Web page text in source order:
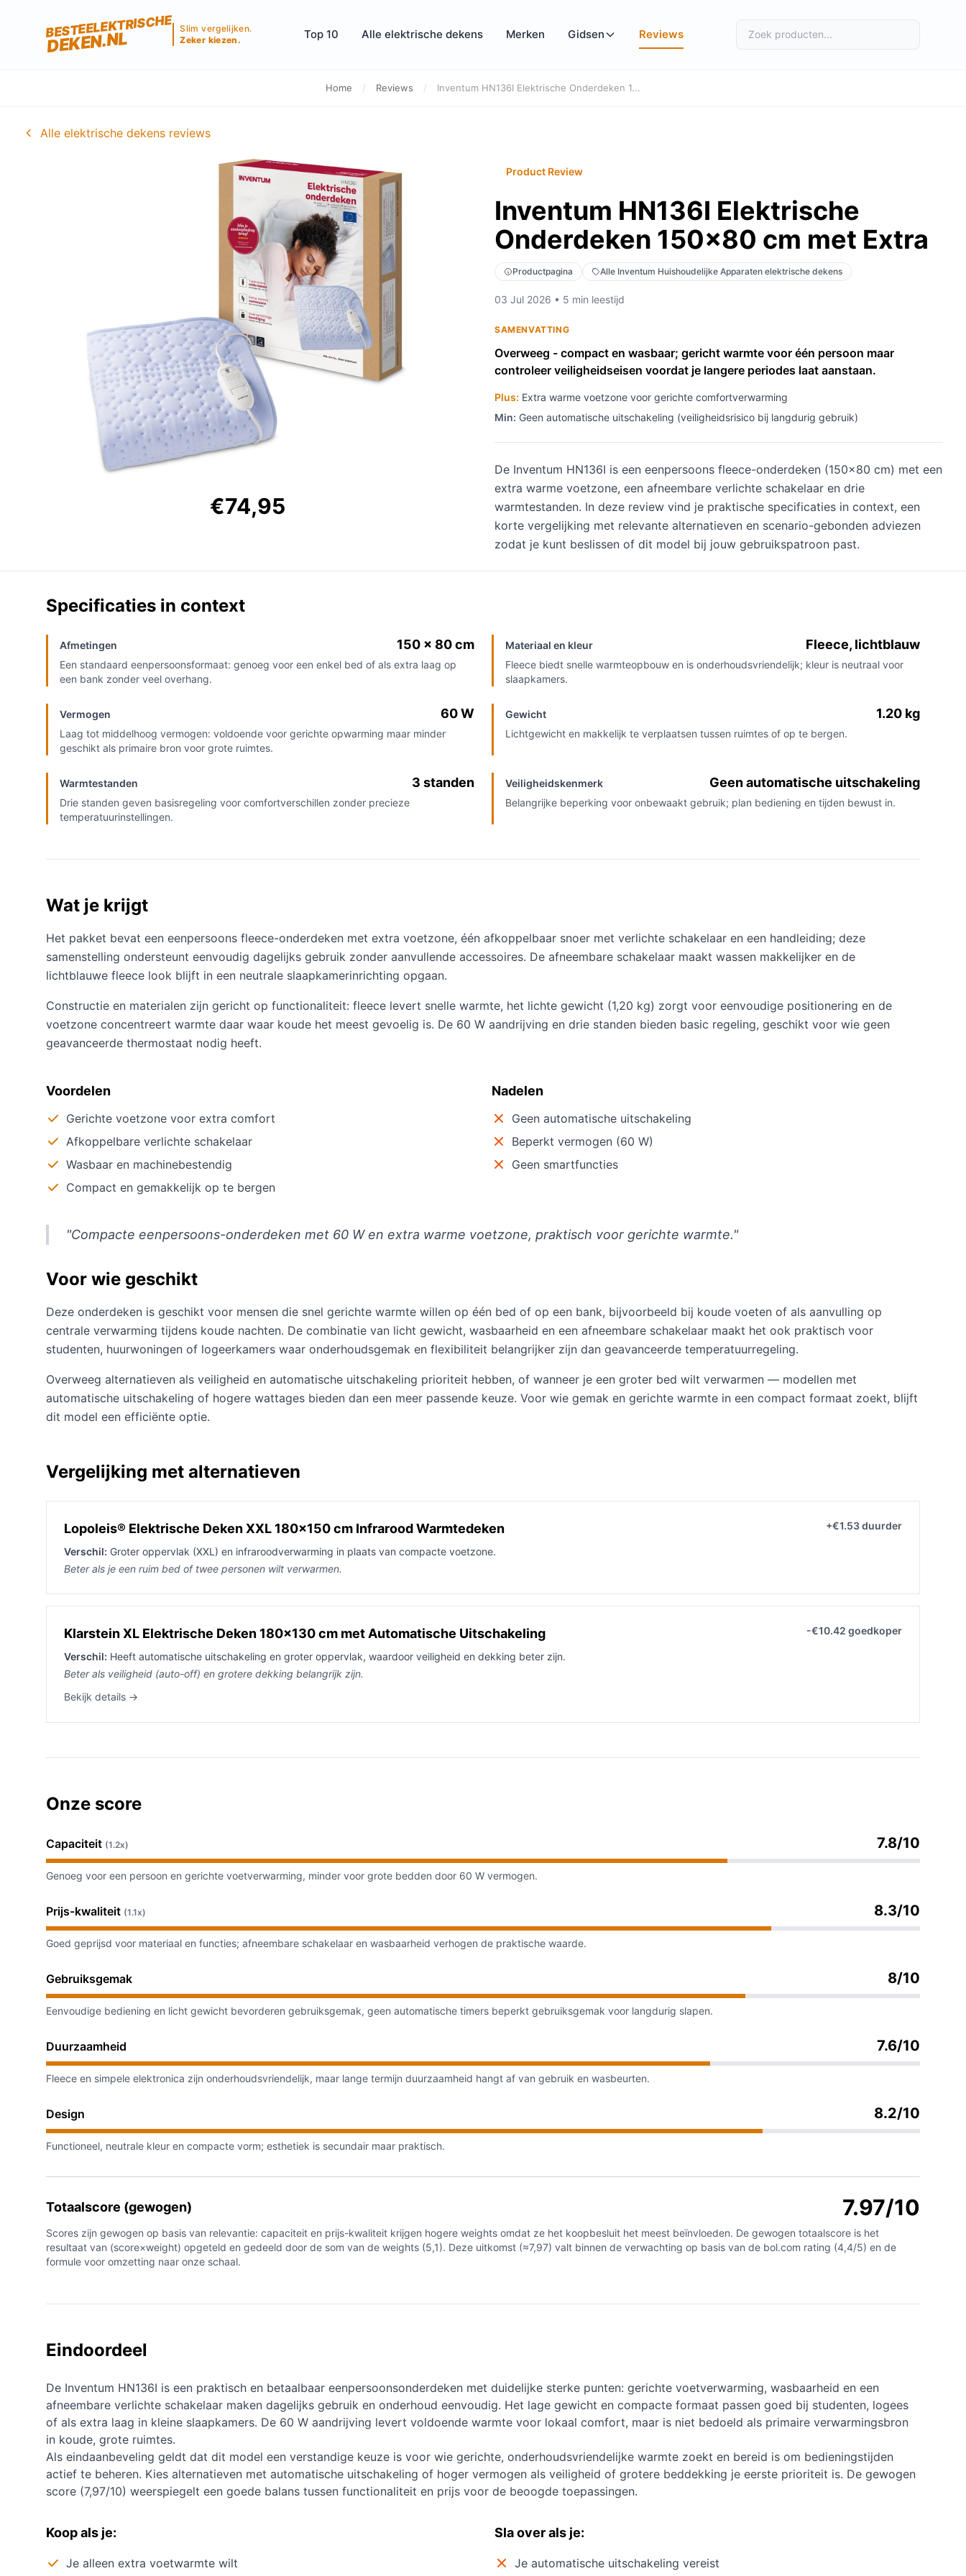
BESTEELEKTRISCHE
DEKEN.NL
Slim vergelijken.
Zeker kiezen.
Top 10 Alle elektrische dekens Merken Gidsen Reviews
Home / Reviews / Inventum HN136I Elektrische Onderdeken 1...
Alle elektrische dekens reviews
€74,95
Product Review
Inventum HN136I Elektrische
Onderdeken 150x80 cm met Extra
Productpagina Alle Inventum Huishoudelijke Apparaten elektrische dekens
03 Jul 2026 • 5 min leestijd
SAMENVATTING
Overweeg - compact en wasbaar; gericht warmte voor één persoon maar
controleer veiligheidseisen voordat je langere periodes laat aanstaan.
Plus: Extra warme voetzone voor gerichte comfortverwarming
Min: Geen automatische uitschakeling (veiligheidsrisico bij langdurig gebruik)
De Inventum HN136I is een eenpersoons fleece-onderdeken (150×80 cm) met een
extra warme voetzone, een afneembare verlichte schakelaar en drie
warmtestanden. In deze review vind je praktische specificaties in context, een
korte vergelijking met relevante alternatieven en scenario-gebonden adviezen
zodat je kunt beslissen of dit model bij jouw gebruikspatroon past.
Specificaties in context
Afmetingen 150 x 80 cm
Een standaard eenpersoonsformaat: genoeg voor een enkel bed of als extra laag op
een bank zonder veel overhang.
Materiaal en kleur Fleece, lichtblauw
Fleece biedt snelle warmteopbouw en is onderhoudsvriendelijk; kleur is neutraal voor
slaapkamers.
Vermogen 60 W
Laag tot middelhoog vermogen: voldoende voor gerichte opwarming maar minder
geschikt als primaire bron voor grote ruimtes.
Gewicht 1.20 kg
Lichtgewicht en makkelijk te verplaatsen tussen ruimtes of op te bergen.
Warmtestanden 3 standen
Drie standen geven basisregeling voor comfortverschillen zonder precieze
temperatuurinstellingen.
Veiligheidskenmerk Geen automatische uitschakeling
Belangrijke beperking voor onbewaakt gebruik; plan bediening en tijden bewust in.
Wat je krijgt
Het pakket bevat een eenpersoons fleece-onderdeken met extra voetzone, één afkoppelbaar snoer met verlichte schakelaar en een handleiding; deze
samenstelling ondersteunt eenvoudig dagelijks gebruik zonder aanvullende accessoires. De afneembare schakelaar maakt wassen makkelijker en de
lichtblauwe fleece look blijft in een neutrale slaapkamerinrichting opgaan.
Constructie en materialen zijn gericht op functionaliteit: fleece levert snelle warmte, het lichte gewicht (1,20 kg) zorgt voor eenvoudige positionering en de
voetzone concentreert warmte daar waar koude het meest gevoelig is. De 60 W aandrijving en drie standen bieden basic regeling, geschikt voor wie geen
geavanceerde thermostaat nodig heeft.
Voordelen
Gerichte voetzone voor extra comfort
Afkoppelbare verlichte schakelaar
Wasbaar en machinebestendig
Compact en gemakkelijk op te bergen
Nadelen
Geen automatische uitschakeling
Beperkt vermogen (60 W)
Geen smartfuncties
"Compacte eenpersoons-onderdeken met 60 W en extra warme voetzone, praktisch voor gerichte warmte."
Voor wie geschikt
Deze onderdeken is geschikt voor mensen die snel gerichte warmte willen op één bed of op een bank, bijvoorbeeld bij koude voeten of als aanvulling op
centrale verwarming tijdens koude nachten. De combinatie van licht gewicht, wasbaarheid en een afneembare schakelaar maakt het ook praktisch voor
studenten, huurwoningen of logeerkamers waar onderhoudsgemak en flexibiliteit belangrijker zijn dan geavanceerde temperatuurregeling.
Overweeg alternatieven als veiligheid en automatische uitschakeling prioriteit hebben, of wanneer je een groter bed wilt verwarmen — modellen met
automatische uitschakeling of hogere wattages bieden dan een meer passende keuze. Voor wie gemak en gerichte warmte in een compact formaat zoekt, blijft
dit model een efficiënte optie.
Vergelijking met alternatieven
Lopoleis® Elektrische Deken XXL 180x150 cm Infrarood Warmtedeken +€1.53 duurder
Verschil: Groter oppervlak (XXL) en infraroodverwarming in plaats van compacte voetzone.
Beter als je een ruim bed of twee personen wilt verwarmen.
Klarstein XL Elektrische Deken 180x130 cm met Automatische Uitschakeling -€10.42 goedkoper
Verschil: Heeft automatische uitschakeling en groter oppervlak, waardoor veiligheid en dekking beter zijn.
Beter als veiligheid (auto-off) en grotere dekking belangrijk zijn.
Bekijk details →
Onze score
Capaciteit (1.2x) 7.8/10
Genoeg voor een persoon en gerichte voetverwarming, minder voor grote bedden door 60 W vermogen.
Prijs-kwaliteit (1.1x) 8.3/10
Goed geprijsd voor materiaal en functies; afneembare schakelaar en wasbaarheid verhogen de praktische waarde.
Gebruiksgemak 8/10
Eenvoudige bediening en licht gewicht bevorderen gebruiksgemak, geen automatische timers beperkt gebruiksgemak voor langdurig slapen.
Duurzaamheid 7.6/10
Fleece en simpele elektronica zijn onderhoudsvriendelijk, maar lange termijn duurzaamheid hangt af van gebruik en wasbeurten.
Design 8.2/10
Functioneel, neutrale kleur en compacte vorm; esthetiek is secundair maar praktisch.
Totaalscore (gewogen) 7.97/10
Scores zijn gewogen op basis van relevantie: capaciteit en prijs-kwaliteit krijgen hogere weights omdat ze het koopbesluit het meest beïnvloeden. De gewogen totaalscore is het
resultaat van (score×weight) opgeteld en gedeeld door de som van de weights (5,1). Deze uitkomst (≈7,97) valt binnen de verwachting op basis van de bol.com rating (4,4/5) en de
formule voor omzetting naar onze schaal.
Eindoordeel
De Inventum HN136I is een praktisch en betaalbaar eenpersoonsonderdeken met duidelijke sterke punten: gerichte voetverwarming, wasbaarheid en een
afneembare verlichte schakelaar maken dagelijks gebruik en onderhoud eenvoudig. Het lage gewicht en compacte formaat passen goed bij studenten, logees
of als extra laag in kleine slaapkamers. De 60 W aandrijving levert voldoende warmte voor lokaal comfort, maar is niet bedoeld als primaire verwarmingsbron
in koude, grote ruimtes.
Als eindaanbeveling geldt dat dit model een verstandige keuze is voor wie gerichte, onderhoudsvriendelijke warmte zoekt en bereid is om bedieningstijden
actief te beheren. Kies alternatieven met automatische uitschakeling of hoger vermogen als veiligheid of grotere beddekking je eerste prioriteit is. De gewogen
score (7,97/10) weerspiegelt een goede balans tussen functionaliteit en prijs voor de beoogde toepassingen.
Koop als je:
Je alleen extra voetwarmte wilt
Sla over als je:
Je automatische uitschakeling vereist